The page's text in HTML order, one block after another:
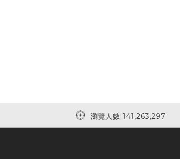
瀏覽人數 141,263,297